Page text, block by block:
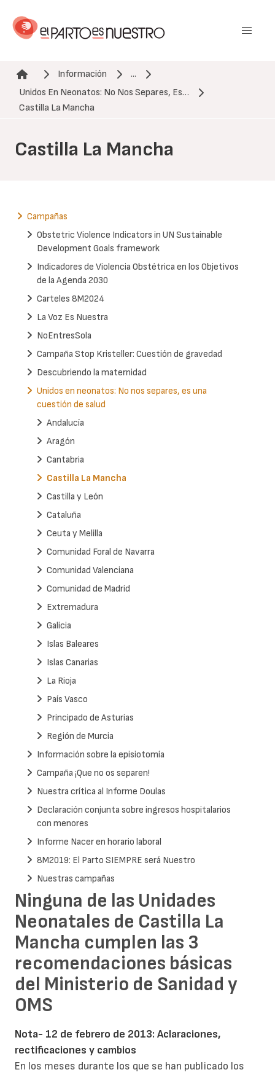
contenido
Ruta de navegación
Información
...
Unidos En Neonatos: No Nos Separes, Es…
Castilla La Mancha
Castilla La Mancha
Ninguna de las Unidades
Neonatales de Castilla La
Mancha cumplen las 3
recomendaciones básicas
del Ministerio de Sanidad y
OMS
Nota- 12 de febrero de 2013: Aclaraciones,
rectificaciones y cambios
En los meses durante los que se han publicado los
Campañas
Obstetric Violence Indicators in UN Sustainable
Development Goals framework
Indicadores de Violencia Obstétrica en los Objetivos
de la Agenda 2030
Carteles 8M2024
La Voz Es Nuestra
NoEntresSola
Campaña Stop Kristeller: Cuestión de gravedad
Descubriendo la maternidad
Unidos en neonatos: No nos separes, es una
cuestión de salud
Andalucía
Aragón
Cantabria
Castilla La Mancha
Castilla y León
Cataluña
Ceuta y Melilla
Comunidad Foral de Navarra
Comunidad Valenciana
Comunidad de Madrid
Extremadura
Galicia
Islas Baleares
Islas Canarias
La Rioja
País Vasco
Principado de Asturias
Región de Murcia
Información sobre la episiotomía
Campaña ¡Que no os separen!
Nuestra crítica al Informe Doulas
Declaración conjunta sobre ingresos hospitalarios
con menores
Informe Nacer en horario laboral
8M2019: El Parto SIEMPRE será Nuestro
Nuestras campañas